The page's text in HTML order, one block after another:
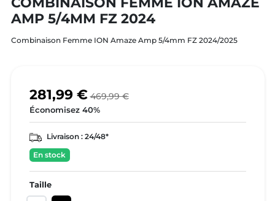
AMP 5/4MM FZ 2024
Combinaison Femme ION Amaze Amp 5/4mm FZ 2024/2025
281,99 € 469,99 €
Économisez 40%
Livraison : 24/48*
En stock
Taille